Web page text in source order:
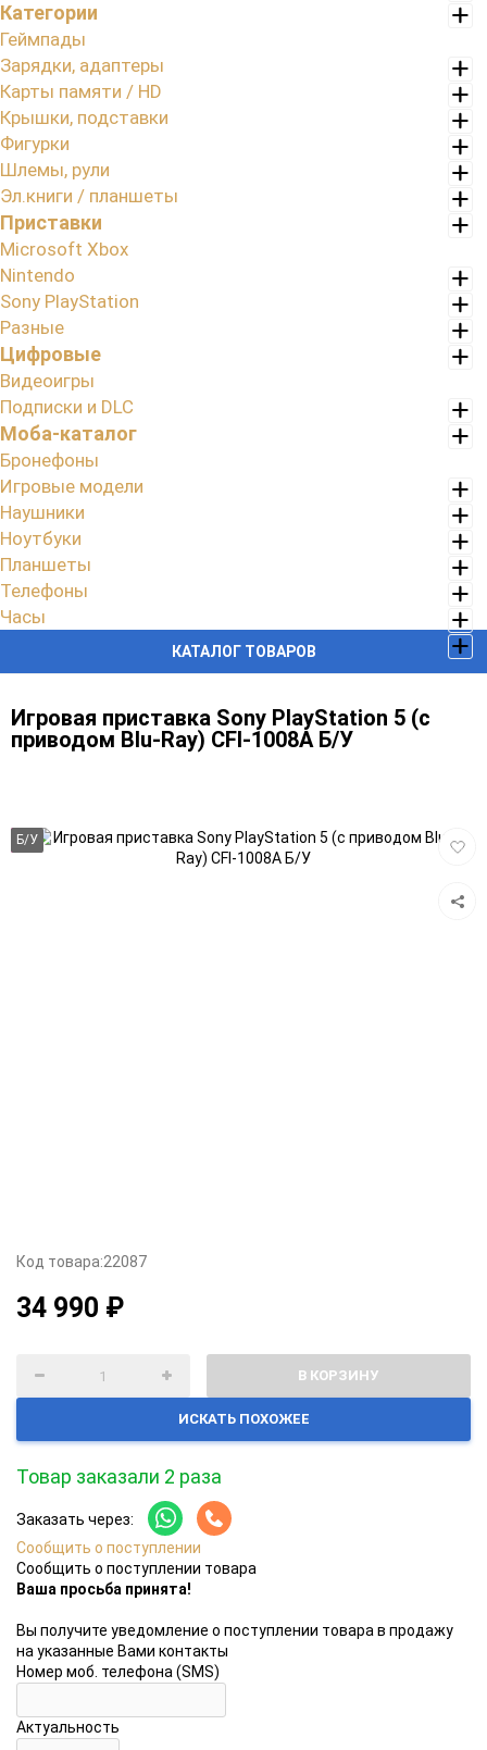
КАТАЛОГ ТОВАРОВ
Категории
Геймпады
Зарядки, адаптеры
Карты памяти / HD
Крышки, подставки
Фигурки
Шлемы, рули
Эл.книги / планшеты
Приставки
Microsoft Xbox
Nintendo
Sony PlayStation
Разные
Цифровые
Видеоигры
Подписки и DLC
Моба-каталог
Бронефоны
Игровые модели
Наушники
Ноутбуки
Планшеты
Телефоны
Часы
Игровая приставка Sony PlayStation 5 (с
приводом Blu-Ray) CFI-1008A Б/У
Б/У
Код товара:22087
34 990 ₽
В КОРЗИНУ
ИСКАТЬ ПОХОЖЕЕ
Товар заказали 2 раза
Заказать через:
Сообщить о поступлении
Сообщить о поступлении товара
Ваша просьба принята!
Вы получите уведомление о поступлении товара в продажу
на указанные Вами контакты
Номер моб. телефона (SMS)
Актуальность